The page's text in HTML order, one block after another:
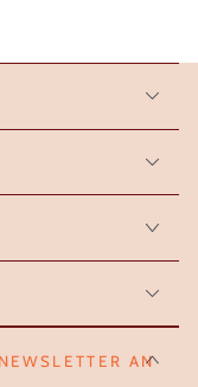
AN